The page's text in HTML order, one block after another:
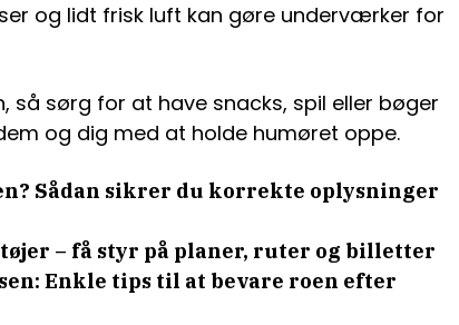
og lidt frisk luft kan gøre underværker for
så sørg for at have snacks, spil eller bøger
og dig med at holde humøret oppe.
Sådan sikrer du korrekte oplysninger
– få styr på planer, ruter og billetter
Enkle tips til at bevare roen efter